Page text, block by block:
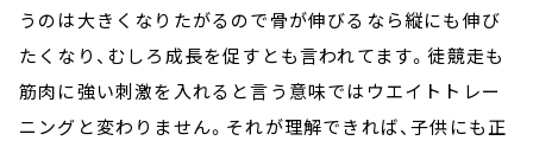
うのは大きくなりたがるので骨が伸びるなら縦にも伸び
たくなり、むしろ成長を促すとも言われてます。徒競走も
筋肉に強い刺激を入れると言う意味ではウエイトトレー
ニングと変わりません。それが理解できれば、子供にも正